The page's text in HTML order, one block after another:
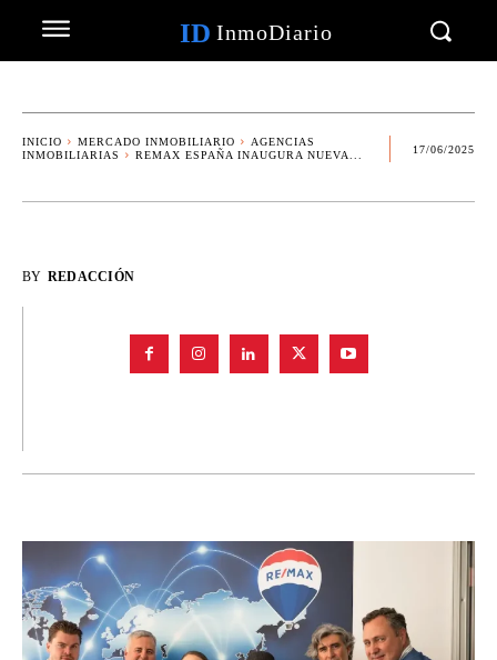
ID InmoDiario
INICIO MERCADO INMOBILIARIO
AGENCIAS
INMOBILIARIAS
REMAX ESPAÑA INAUGURA NUEVA...
17/06/2025
BY REDACCIÓN